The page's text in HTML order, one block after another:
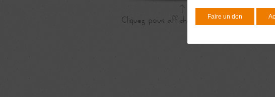
Faire un don